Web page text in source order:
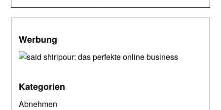
Werbung
Kategorien
Abnehmen